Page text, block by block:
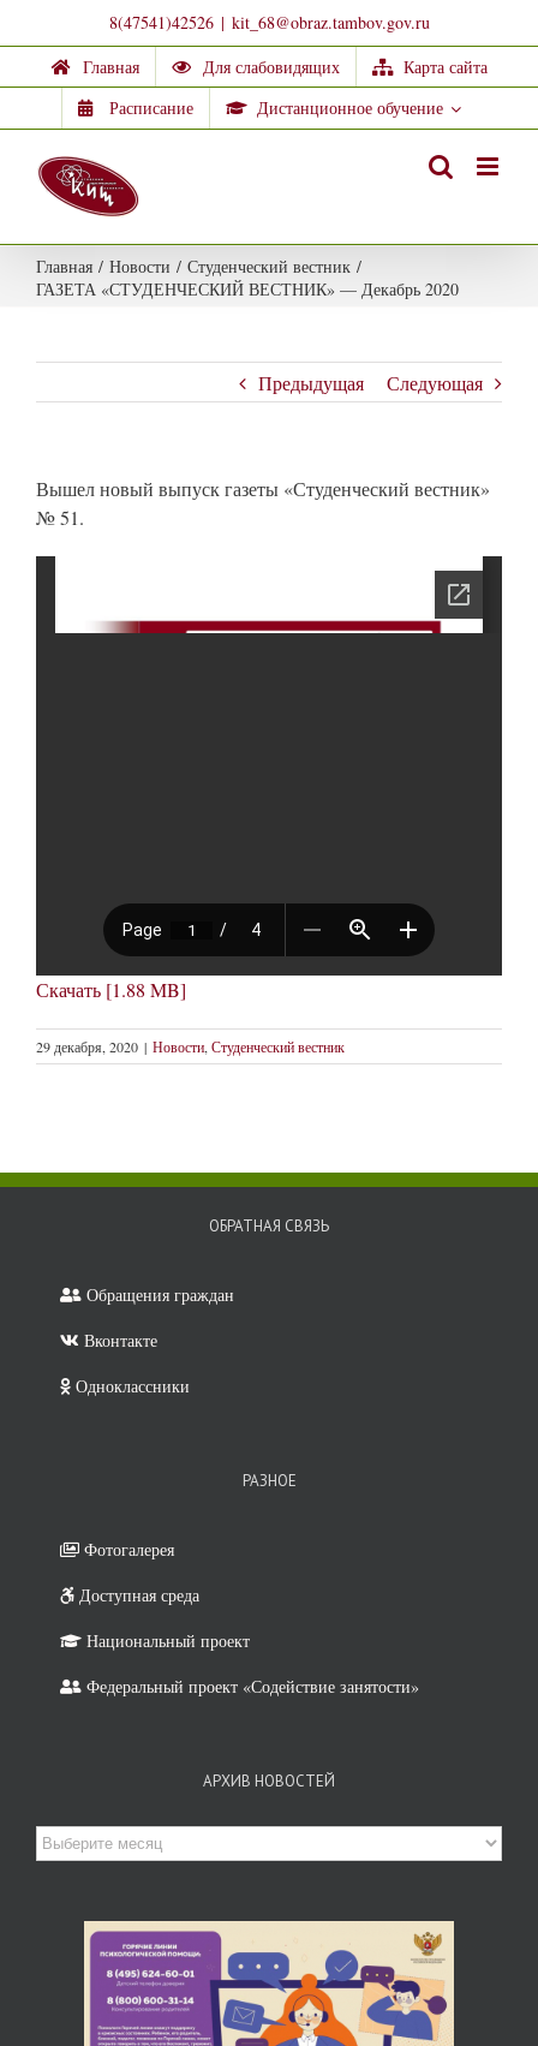
to
content
8(47541)42526 | kit_68@obraz.tambov.gov.ru
Главная
Для слабовидящих
Карта сайта
Расписание
Дистанционное обучение
Главная / Новости / Студенческий вестник /
ГАЗЕТА «СТУДЕНЧЕСКИЙ ВЕСТНИК» — Декабрь 2020
Предыдущая Следующая
Вышел новый выпуск газеты «Студенческий вестник»
№ 51.
Скачать [1.88 MB]
29 декабря, 2020 | Новости, Студенческий вестник
ОБРАТНАЯ СВЯЗЬ
Обращения граждан
Вконтакте
Одноклассники
РАЗНОЕ
Фотогалерея
Доступная среда
Национальный проект
Федеральный проект «Содействие занятости»
АРХИВ НОВОСТЕЙ
Архив
новостей